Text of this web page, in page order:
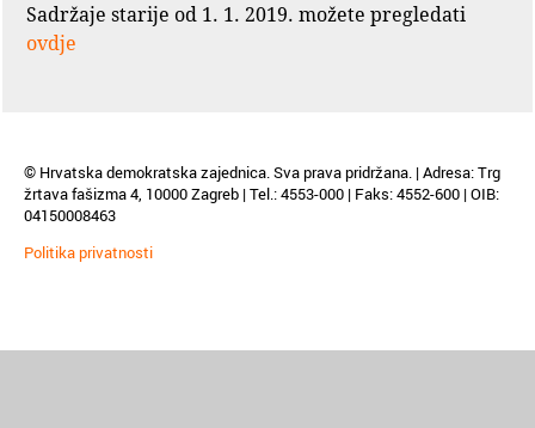
Sadržaje starije od 1. 1. 2019. možete pregledati
ovdje
© Hrvatska demokratska zajednica. Sva prava pridržana. | Adresa: Trg
žrtava fašizma 4, 10000 Zagreb | Tel.: 4553-000 | Faks: 4552-600 | OIB:
04150008463
Politika privatnosti